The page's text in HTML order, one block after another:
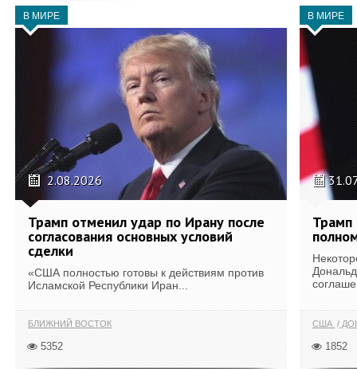
В МИРЕ
2.08.2026
Трамп отменил удар по Ирану после
согласования основных условий
сделки
«США полностью готовы к действиям против
Исламской Республики Иран...
БЛИЖНИЙ ВОСТОК
5352
В МИРЕ
Трамп
США
1852